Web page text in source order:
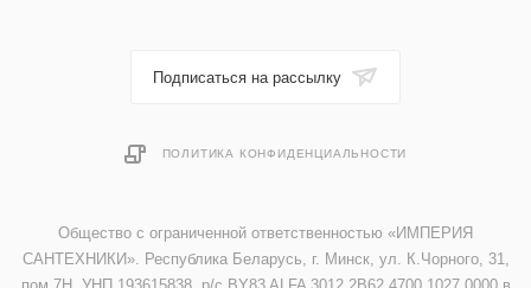
Подписаться на рассылку
ПОЛИТИКА КОНФИДЕНЦИАЛЬНОСТИ
Общество с ограниченной ответственностью «ИМПЕРИЯ
САНТЕХНИКИ». Республика Беларусь, г. Минск, ул. К.Чорного, 31,